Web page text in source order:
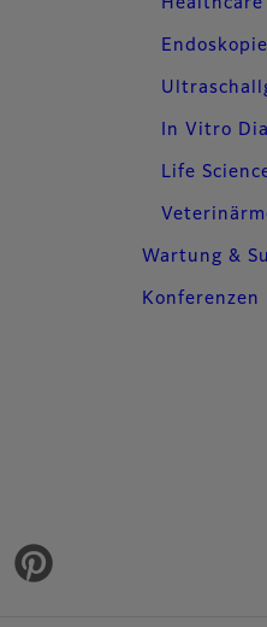
Healthcare
Endoskopie
In Vitro
Life
Wartung &
Konferenzen